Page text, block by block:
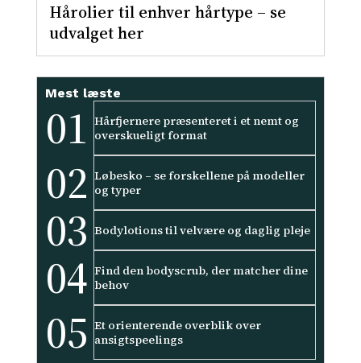
Hårolier til enhver hårtype – se
udvalget her
Mest læste
01 Hårfjernere præsenteret i et nemt og
overskueligt format
02 Løbesko – se forskellene på modeller
og typer
03 Bodylotions til velvære og daglig pleje
04 Find den bodyscrub, der matcher dine
behov
05 Et orienterende overblik over
ansigtspeelings